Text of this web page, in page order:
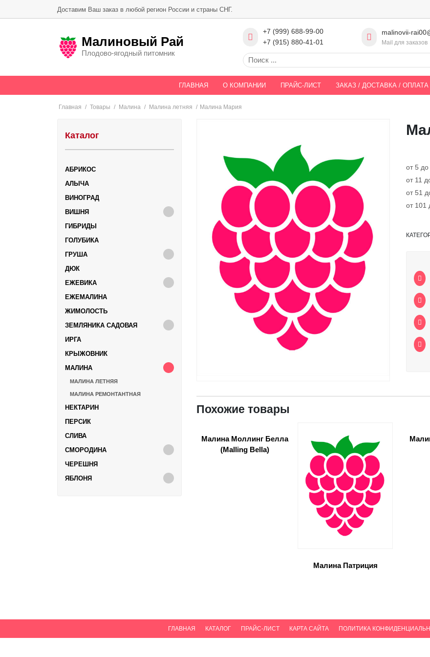
Доставим Ваш заказ в любой регион России и страны СНГ.
Малиновый Рай
Плодово-ягодный питомник
+7 (999) 688-99-00
+7 (915) 880-41-01
malinovii-
Mail для заказов
ГЛАВНАЯ О КОМПАНИИ ПРАЙС-ЛИСТ ЗАКАЗ / ДОСТАВКА / ОПЛАТА
Главная / Товары / Малина / Малина летняя / Малина Мария
от 5
от 11
от 51
от 101
Похожие товары
Малина Моллинг Белла
(Malling Bella)
Малина Патриция
Каталог
АБРИКОС
АЛЫЧА
ВИНОГРАД
ВИШНЯ
ГИБРИДЫ
ГОЛУБИКА
ГРУША
ДЮК
ЕЖЕВИКА
ЕЖЕМАЛИНА
ЖИМОЛОСТЬ
ЗЕМЛЯНИКА САДОВАЯ
ИРГА
КРЫЖОВНИК
МАЛИНА
МАЛИНА ЛЕТНЯЯ
МАЛИНА РЕМОНТАНТНАЯ
НЕКТАРИН
ПЕРСИК
СЛИВА
СМОРОДИНА
ЧЕРЕШНЯ
ЯБЛОНЯ
ГЛАВНАЯ КАТАЛОГ ПРАЙС-ЛИСТ КАРТА САЙТА ПОЛИТИКА